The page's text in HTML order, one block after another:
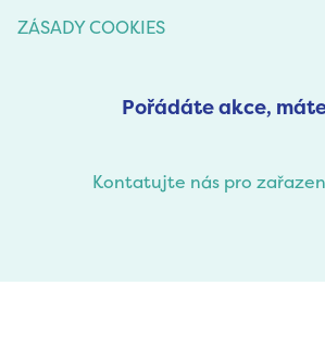
ZÁSADY COOKIES
Pořádáte akce,
Kontatujte nás pro